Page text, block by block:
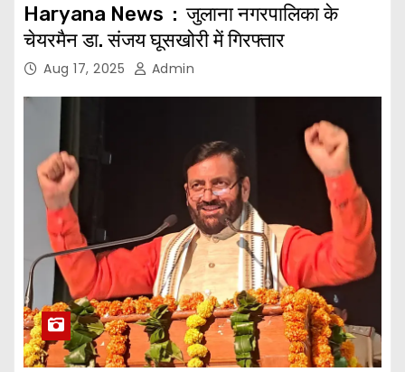
Haryana News : जुलाना नगरपालिका के
चेयरमैन डा. संजय घूसखोरी में गिरफ्तार
Aug 17, 2025 Admin